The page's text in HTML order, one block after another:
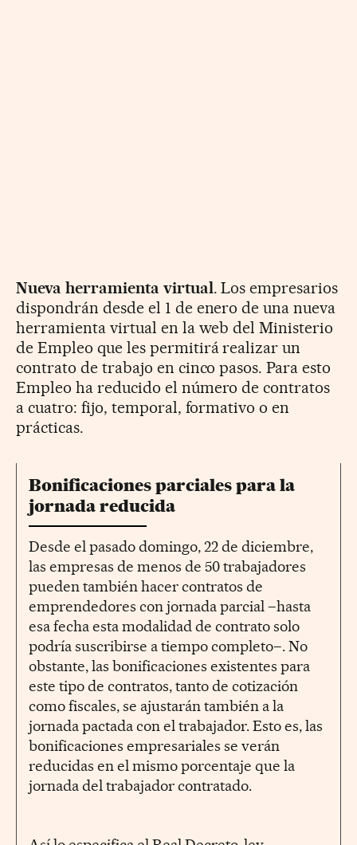
Nueva herramienta virtual. Los empresarios
dispondrán desde el 1 de enero de una nueva
herramienta virtual en la web del Ministerio
de Empleo que les permitirá realizar un
contrato de trabajo en cinco pasos. Para esto
Empleo ha reducido el número de contratos
a cuatro: fijo, temporal, formativo o en
prácticas.
Bonificaciones parciales para la
jornada reducida
Desde el pasado domingo, 22 de diciembre,
las empresas de menos de 50 trabajadores
pueden también hacer contratos de
emprendedores con jornada parcial –hasta
esa fecha esta modalidad de contrato solo
podría suscribirse a tiempo completo–. No
obstante, las bonificaciones existentes para
este tipo de contratos, tanto de cotización
como fiscales, se ajustarán también a la
jornada pactada con el trabajador. Esto es, las
bonificaciones empresariales se verán
reducidas en el mismo porcentaje que la
jornada del trabajador contratado.